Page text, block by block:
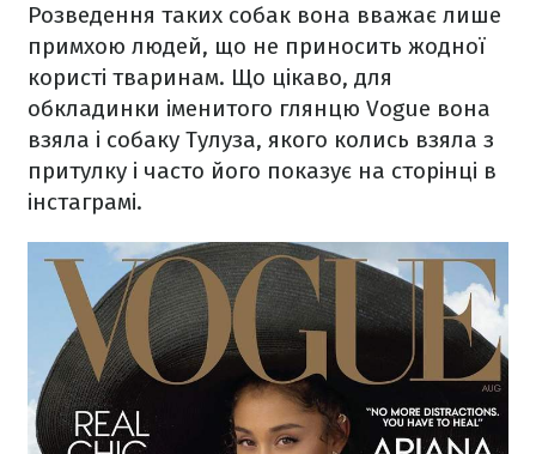
Розведення таких собак вона вважає лише
примхою людей, що не приносить жодної
користі тваринам. Що цікаво, для
обкладинки іменитого глянцю Vogue вона
взяла і собаку Тулуза, якого колись взяла з
притулку і часто його показує на сторінці в
інстаграмі.